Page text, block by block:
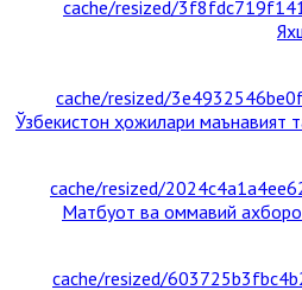
Ўзбекистон ҳожилари маънавият
Матбуот ва оммавий